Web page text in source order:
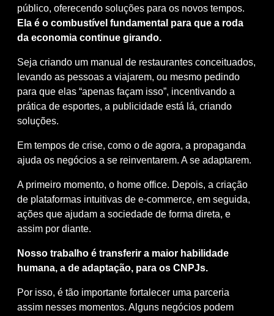
público, oferecendo soluções para os novos tempos.
Ela é o combustível fundamental para que a roda
da economia continue girando.
Seja criando um manual de restaurantes conceituados,
levando as pessoas a viajarem, ou mesmo pedindo
para que elas “apenas façam isso”, incentivando a
prática de esportes, a publicidade está lá, criando
soluções.
Em tempos de crise, como o de agora, a propaganda
ajuda os negócios a se reinventarem. A se adaptarem.
A primeiro momento, o home office. Depois, a criação
de plataformas intuitivas de e-commerce, em seguida,
ações que ajudam a sociedade de forma direta, e
assim por diante.
Nosso trabalho é transferir a maior habilidade
humana, a de adaptação, para os CNPJs.
Por isso, é tão importante fortalecer uma parceria
assim nesses momentos. Alguns negócios podem